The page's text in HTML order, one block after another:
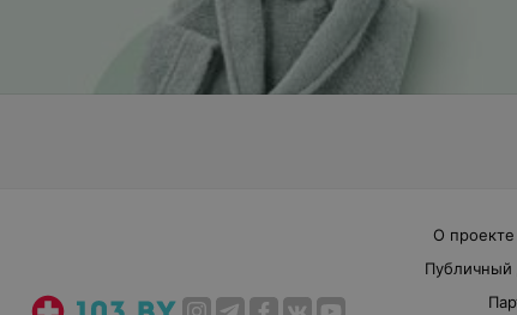
О проекте
Публичный